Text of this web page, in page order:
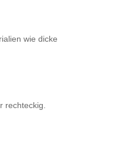
wie dicke
rechteckig.